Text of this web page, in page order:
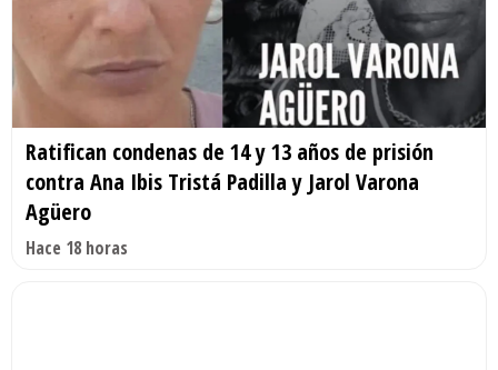
Ratifican condenas de 14 y 13 años de prisión
contra Ana Ibis Tristá Padilla y Jarol Varona
Agüero
Hace 18 horas